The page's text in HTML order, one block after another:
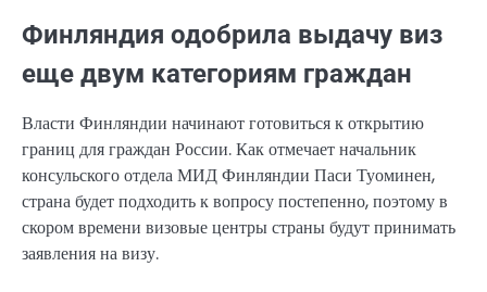
Финляндия одобрила выдачу виз
еще двум категориям граждан
Власти Финляндии начинают готовиться к открытию
границ для граждан России. Как отмечает начальник
консульского отдела МИД Финляндии Паси Туоминен,
страна будет подходить к вопросу постепенно, поэтому в
скором времени визовые центры страны будут принимать
заявления на визу.